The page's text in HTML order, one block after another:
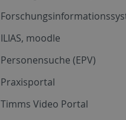
ILIAS, moodle
Personensuche (EPV)
Praxisportal
Timms Video Portal